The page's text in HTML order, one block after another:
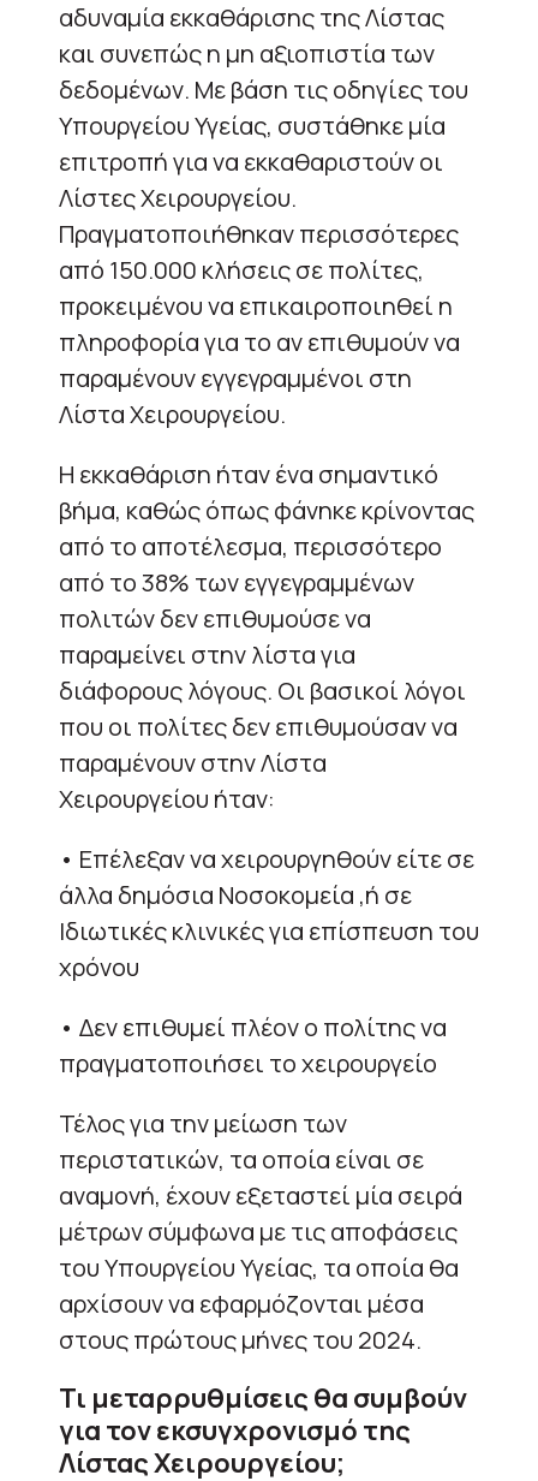
αδυναμία εκκαθάρισης της Λίστας
και συνεπώς η μη αξιοπιστία των
δεδομένων. Με βάση τις οδηγίες του
Υπουργείου Υγείας, συστάθηκε μία
επιτροπή για να εκκαθαριστούν οι
Λίστες Χειρουργείου.
Πραγματοποιήθηκαν περισσότερες
από 150.000 κλήσεις σε πολίτες,
προκειμένου να επικαιροποιηθεί η
πληροφορία για το αν επιθυμούν να
παραμένουν εγγεγραμμένοι στη
Λίστα Χειρουργείου.
Η εκκαθάριση ήταν ένα σημαντικό
βήμα, καθώς όπως φάνηκε κρίνοντας
από το αποτέλεσμα, περισσότερο
από το 38% των εγγεγραμμένων
πολιτών δεν επιθυμούσε να
παραμείνει στην λίστα για
διάφορους λόγους. Οι βασικοί λόγοι
που οι πολίτες δεν επιθυμούσαν να
παραμένουν στην Λίστα
Χειρουργείου ήταν:
• Επέλεξαν να χειρουργηθούν είτε σε
άλλα δημόσια Νοσοκομεία ,ή σε
Ιδιωτικές κλινικές για επίσπευση του
χρόνου
• Δεν επιθυμεί πλέον ο πολίτης να
πραγματοποιήσει το χειρουργείο
Τέλος για την μείωση των
περιστατικών, τα οποία είναι σε
αναμονή, έχουν εξεταστεί μία σειρά
μέτρων σύμφωνα με τις αποφάσεις
του Υπουργείου Υγείας, τα οποία θα
αρχίσουν να εφαρμόζονται μέσα
στους πρώτους μήνες του 2024.
Τι μεταρρυθμίσεις θα συμβούν
για τον εκσυγχρονισμό της
Λίστας Χειρουργείου;